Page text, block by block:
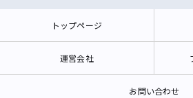
トップページ
運営会社
お問い合わせ